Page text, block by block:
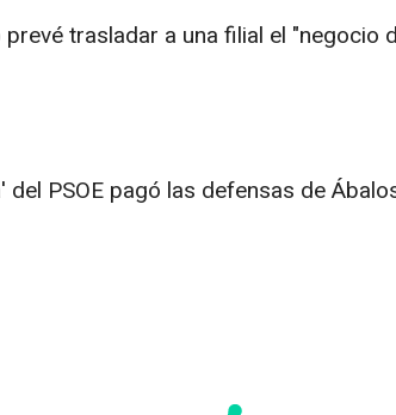
trasladar a una filial el "negocio
del PSOE pagó las defensas de